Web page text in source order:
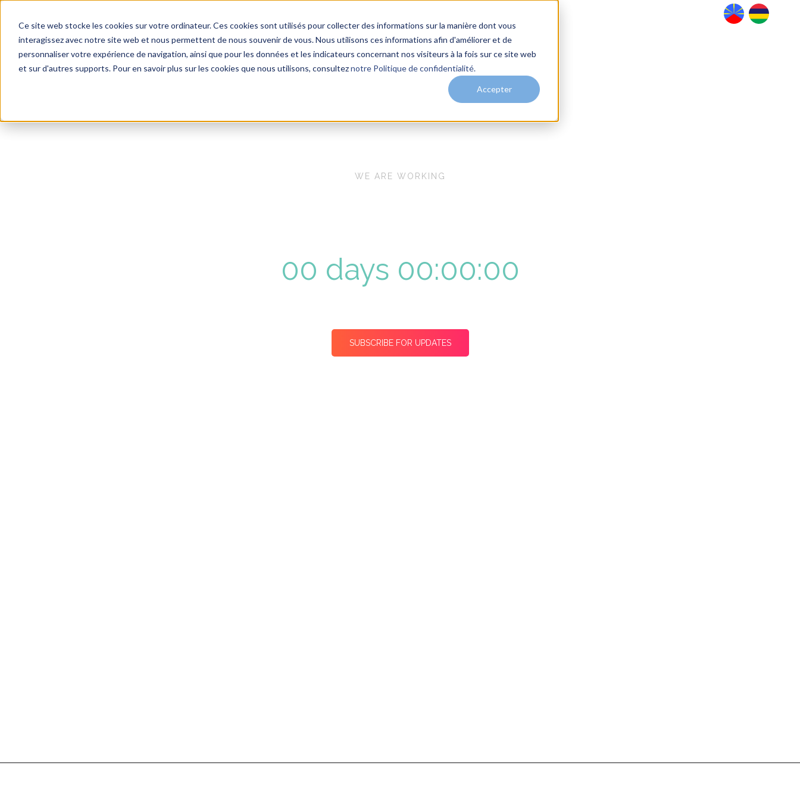
Ce site web stocke les cookies sur votre ordinateur. Ces cookies sont utilisés pour collecter des informations sur la manière dont vous
interagissez avec notre site web et nous permettent de nous souvenir de vous. Nous utilisons ces informations afin d'améliorer et de
personnaliser votre expérience de navigation, ainsi que pour les données et les indicateurs concernant nos visiteurs à la fois sur ce site web
et sur d'autres supports. Pour en savoir plus sur les cookies que nous utilisons, consulteznotre Politique de confidentialité.
Accepter
Home Services Solutions Clients Actualités
WE ARE WORKING
00 days 00:00:00
SUBSCRIBE FOR UPDATES